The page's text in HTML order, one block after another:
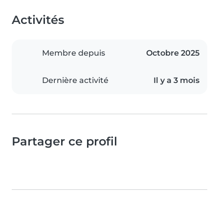
Activités
Membre depuis Octobre 2025
Dernière activité Il y a 3 mois
Partager ce profil